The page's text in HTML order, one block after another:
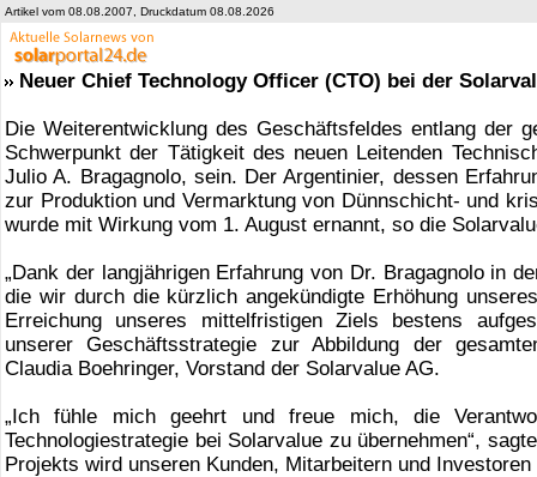
Artikel vom 08.08.2007, Druckdatum 08.08.2026
Neuer Chief Technology Officer (CTO) bei der
Die Weiterentwicklung des Geschäftsfeldes entlang der
Schwerpunkt der Tätigkeit des neuen Leitenden
Julio A. Bragagnolo, sein. Der Argentinier, dessen
zur Produktion und Vermarktung von Dünnschicht- und
wurde mit Wirkung vom 1. August ernannt, so die
„Dank der langjährigen Erfahrung von Dr. Bragagnolo in
die wir durch die kürzlich angekündigte Erhöhung
Erreichung unseres mittelfristigen Ziels bestens
unserer Geschäftsstrategie zur Abbildung der
Claudia Boehringer, Vorstand der Solarvalue AG.
„Ich fühle mich geehrt und freue mich, die
Technologiestrategie bei Solarvalue zu übernehmen“,
Projekts wird unseren Kunden, Mitarbeitern und Investoren